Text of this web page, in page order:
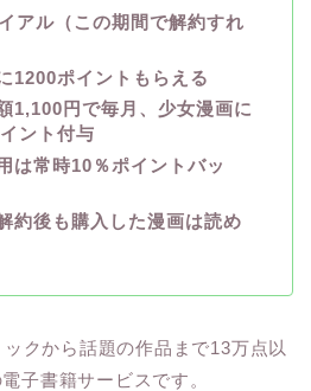
アル（この期間で解約すれ
1200ポイントもらえる
1,100円で毎月、少女漫画に
ント付与
は常時10％ポイントバッ
約後も購入した漫画は読め
クから話題の作品まで13万点以
子書籍サービスです。